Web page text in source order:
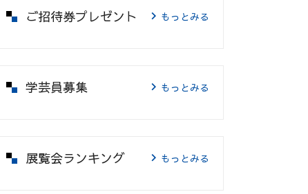
ご招待券プレゼント もっとみる
学芸員募集 もっとみる
展覧会ランキング もっとみる